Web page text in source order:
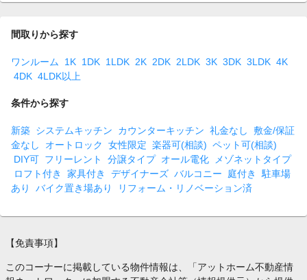
間取りから探す
ワンルーム 1K 1DK 1LDK 2K 2DK 2LDK 3K 3DK 3LDK 4K
4DK 4LDK以上
条件から探す
新築 システムキッチン カウンターキッチン 礼金なし
敷金/保証
金なし
オートロック 女性限定 楽器可(相談) ペット可(相談)
DIY可 フリーレント 分譲タイプ オール電化
メゾネットタイプ
ロフト付き
家具付き デザイナーズ バルコニー 庭付き
駐車場
あり
バイク置き場あり リフォーム・リノベーション済
【免責事項】
このコーナーに掲載している物件情報は、「アットホーム不動産情